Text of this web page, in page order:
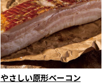
やさしい原形ベーコン